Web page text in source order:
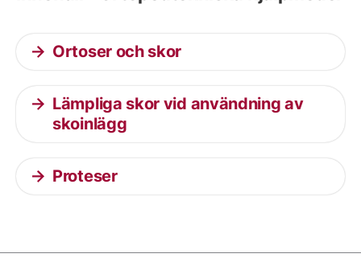
Ortoser och skor
Lämpliga skor vid användning av
skoinlägg
Proteser